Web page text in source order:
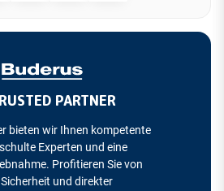
PARTNER
bieten wir Ihnen kompetente
Experten und eine
Profitieren Sie von
und direkter